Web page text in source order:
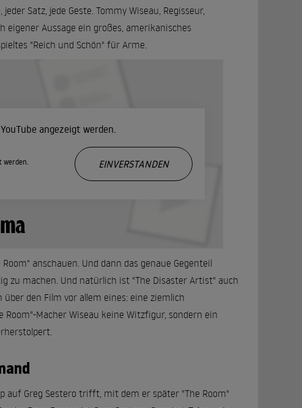
Satz, jede Geste. Tommy Wiseau, Regisseur,
Aussage ein großes, amerikanisches
"Reich und Schön" für Arme.
angezeigt werden.
werden.
EINVERSTANDEN
anschauen. Und dann das genaue Gegenteil
zu machen. Und natürlich ist "The Disaster Artist" auch
den Film vor allem eines: eine ziemlich
Macher Wiseau keine Witzfigur, sondern ein
auf Greg Sestero trifft, mit dem er später "The Room"